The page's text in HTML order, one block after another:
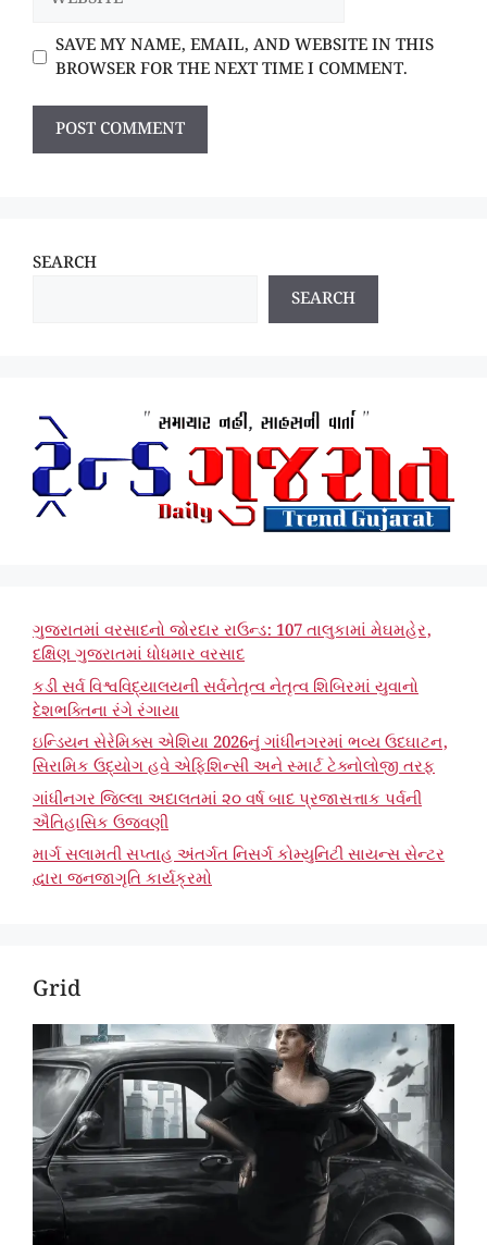
SAVE MY NAME, EMAIL, AND WEBSITE IN THIS
BROWSER FOR THE NEXT TIME I COMMENT.
SEARCH
SEARCH
ગુજરાતમાં વરસાદનો જોરદાર રાઉન્ડ: 107 તાલુકામાં મેઘમહેર,
દક્ષિણ ગુજરાતમાં ધોધમાર વરસાદ
કડી સર્વ વિશ્વવિદ્યાલયની સર્વનેતૃત્વ નેતૃત્વ શિબિરમાં યુવાનો
દેશભક્તિના રંગે રંગાયા
ઇન્ડિયન સેરેમિક્સ એશિયા 2026નું ગાંધીનગરમાં ભવ્ય ઉદઘાટન,
સિરામિક ઉદ્યોગ હવે એફિશિન્સી અને સ્માર્ટ ટેક્નોલોજી તરફ
ગાંધીનગર જિલ્લા અદાલતમાં ૨૦ વર્ષ બાદ પ્રજાસત્તાક પર્વની
ઐતિહાસિક ઉજવણી
માર્ગ સલામતી સપ્તાહ અંતર્ગત નિસર્ગ કોમ્યુનિટી સાયન્સ સેન્ટર
દ્વારા જનજાગૃતિ કાર્યક્રમો
Grid